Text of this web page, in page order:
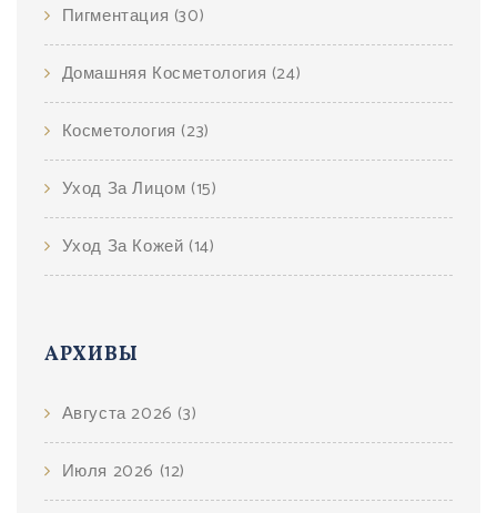
Пигментация (30)
Домашняя Косметология (24)
Косметология (23)
Уход За Лицом (15)
Уход За Кожей (14)
АРХИВЫ
Августа 2026 (3)
Июля 2026 (12)